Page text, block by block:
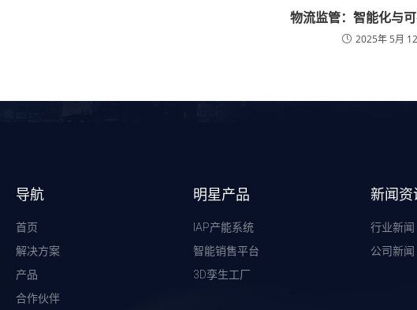
物流监管：智能化与
2025年 5月
导航
首页
解决方案
产品
合作伙伴
明星产品
IAP产能系统
智能销售平台
3D孪生工厂
新闻资
行业新闻
公司新闻